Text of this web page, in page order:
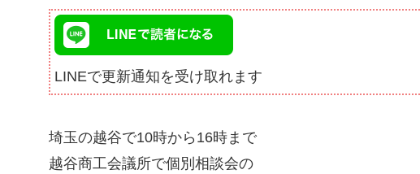
LINEで更新通知を受け取れます
埼玉の越谷で10時から16時まで
越谷商工会議所で個別相談会の